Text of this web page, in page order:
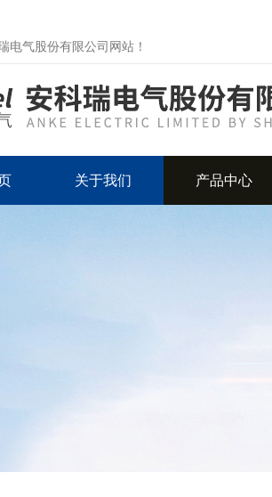
电气股份有限公司网站！
关于我们 产品中心